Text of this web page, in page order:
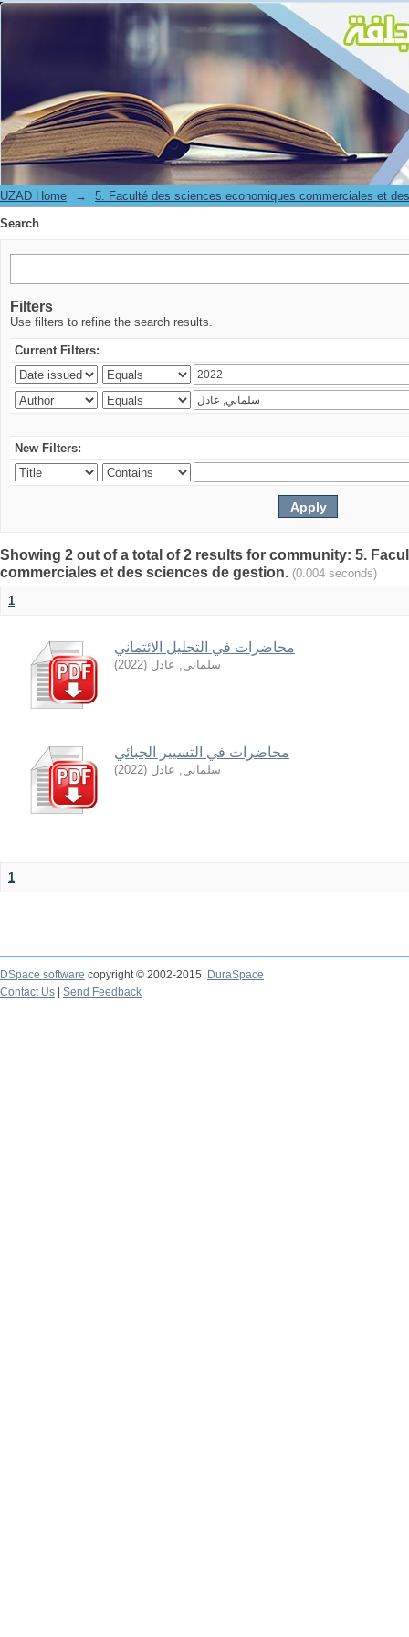
Search
UZAD Home →
5. Faculté des sciences economiques commerciales et
Search
Filters
Use filters to refine the search results.
Current Filters:
New Filters:
Showing 2 out of a total of 2 results for community: 5.
commerciales et des sciences de gestion. (0.004 seconds)
1
محاضرات في التحليل الائتماني
سلماني, عادل (
2022
)
محاضرات في التسيير الجبائي
سلماني, عادل (
2022
)
1
DSpace software copyright © 2002-2015
DuraSpace
Contact Us
Send Feedback